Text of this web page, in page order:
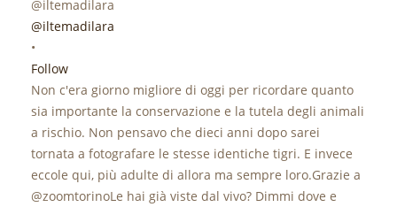
@iltemadilara
•
Follow
Non c'era giorno migliore di oggi per ricordare quanto
sia importante la conservazione e la tutela degli animali
a rischio. Non pensavo che dieci anni dopo sarei
tornata a fotografare le stesse identiche tigri. E invece
eccole qui, più adulte di allora ma sempre loro.Grazie a
@zoomtorinoLe hai già viste dal vivo? Dimmi dove e